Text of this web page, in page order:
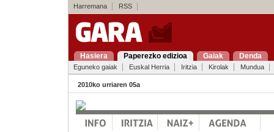
Harremana RSS
Hasiera Paperezko edizioa Gaiak Denda
Eguneko gaiak Euskal Herria Iritzia Kirolak Mundua
2010ko urriaren 05a